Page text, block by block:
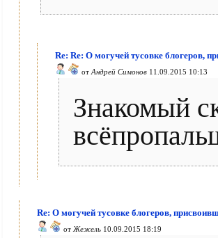
Re: Re: О могучей тусовке блогеров,
от Андрей Симонов 11.09.2015 10:13
Знакомый
Re: О могучей тусовке блогеров,
от Жежель 10.09.2015 18:19